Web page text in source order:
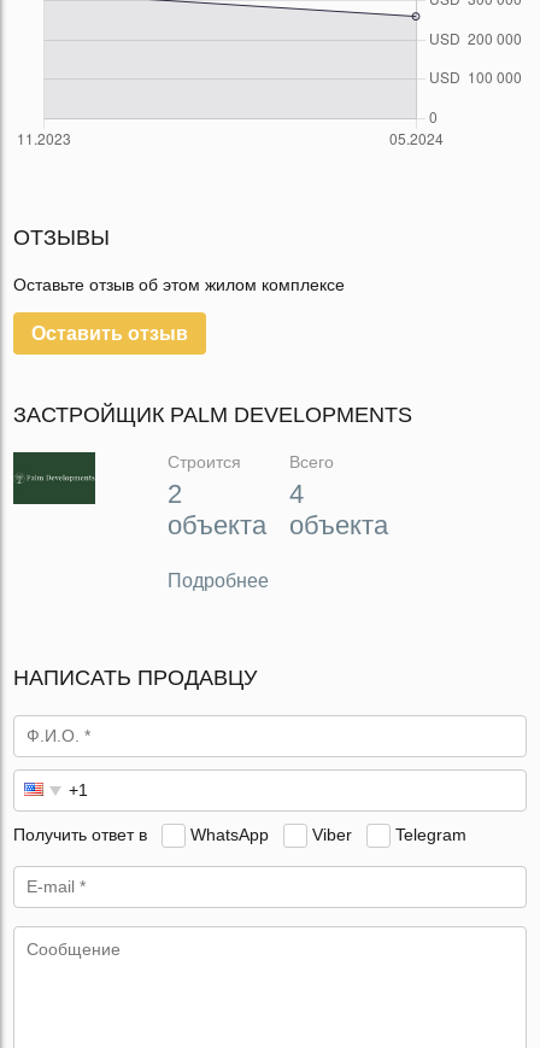
ОТЗЫВЫ
Оставьте отзыв об этом жилом комплексе
Оставить отзыв
ЗАСТРОЙЩИК PALM DEVELOPMENTS
Строится
2
объекта
Всего
4
объекта
Подробнее
НАПИСАТЬ ПРОДАВЦУ
Получить ответ в WhatsApp Viber Telegram